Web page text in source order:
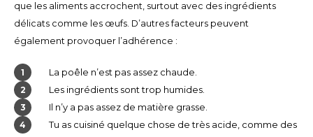
que les aliments accrochent, surtout avec des ingrédients
délicats comme les œufs. D’autres facteurs peuvent
également provoquer l’adhérence :
La poêle n’est pas assez chaude.
Les ingrédients sont trop humides.
Il n’y a pas assez de matière grasse.
Tu as cuisiné quelque chose de très acide, comme des